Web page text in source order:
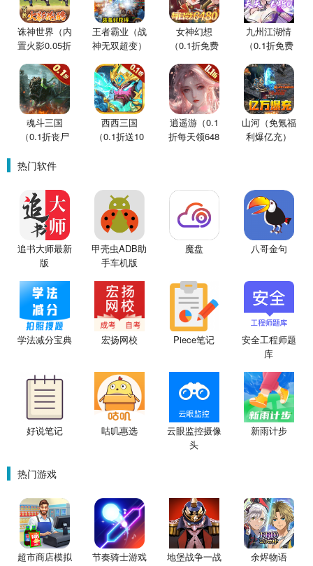
诛神世界（内
置火影0.05折
王者霸业（战
神无双超变）
女神幻想
（0.1折免费
九州江湖情
（0.1折免费
魂斗三国
（0.1折丧尸
西西三国
（0.1折送10
逍遥游（0.1
折每天领648
山河（免氪福
利爆亿充）
热门软件
追书大师最新
版
甲壳虫ADB助
手车机版
魔盘 八哥金句
学法减分宝典 宏扬网校 Piece笔记
安全工程师题
库
好说笔记 咕叽惠选
云眼监控摄像
头
新雨计步
热门游戏
超市商店模拟
节奏骑士游戏
地堡战争一战
余烬物语